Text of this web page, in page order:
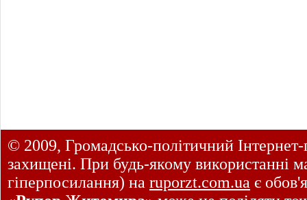
© 2009, Громадсько-політичний
захищені. При будь-якому використанні
гіперпосилання) на ruporzt.com.ua є